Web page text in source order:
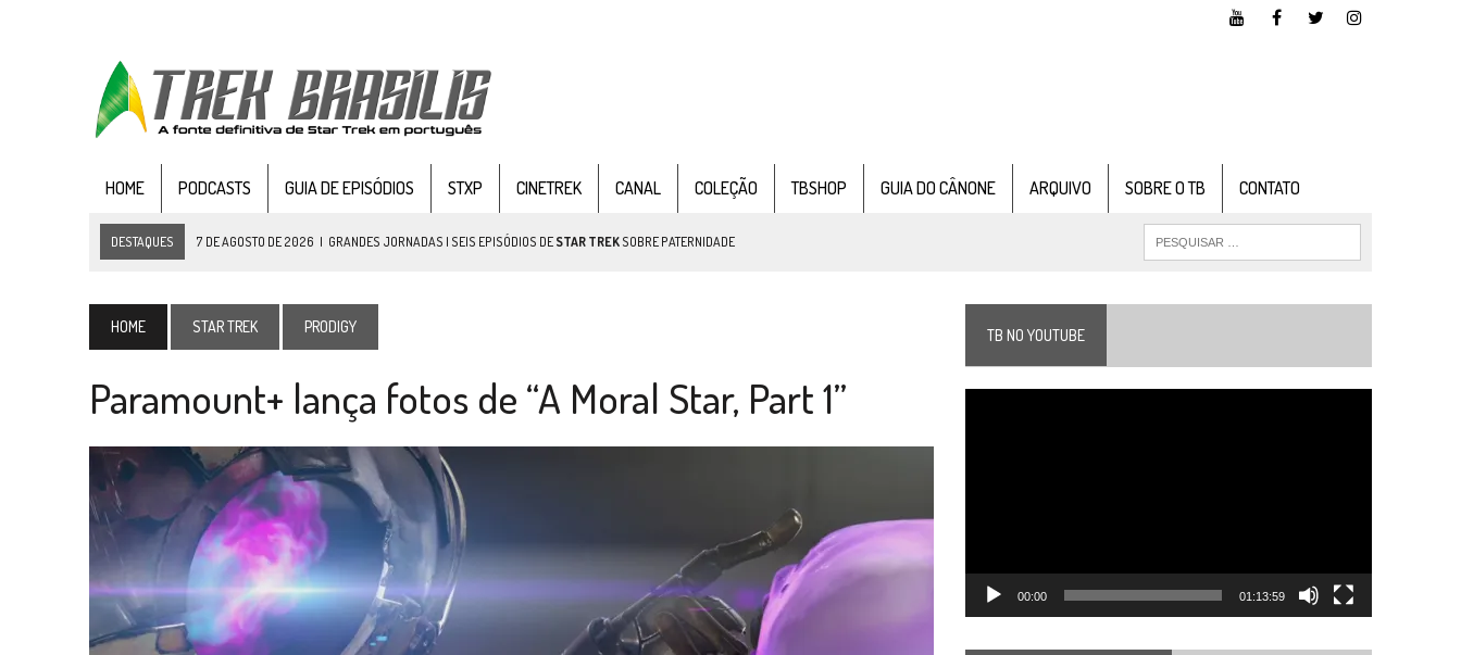
HOME PODCASTS GUIA DE EPISÓDIOS STXP CINETREK CANAL COLEÇÃO TBSHOP GUIA DO CÂNONE ARQUIVO SOBRE O TB CONTATO
DESTAQUES 7 DE AGOSTO DE 2026 | GRANDES JORNADAS | SEIS EPISÓDIOS DE STAR TREK SOBRE PATERNIDADE
5 DE AGOSTO DE 2026 | BALDE DO ODO #122 CHILDREN OF TIME
REVISITANDO “HIDE AND Q” (TNG 1×09)
VEJA FOTOS DO TERCEIRO EPISÓDIO DA 4ª TEMPORADA DE STRANGE NEW WORDS
3 DE AGOSTO DE 2026 | PARAMOUNT E CBS DERRUBAM NOVO VÍDEO DO FILME DE FÃS AXANAR HORAS APÓS ESTREIA
2 DE AGOSTO DE 2026 | TB AO VIVO | STAR TREK: STRANGE NEW WORLDS – “THE GRIFFIN INCIDENT” (4×02)
1 DE AGOSTO DE 2026 | ELENCO DE STRANGE NEW WORLDS ENCARA O FIM DE UMA ERA NA SDCC
8 DE AGOSTO DE 2026 NOVO VOLUME DA COLEÇÃO TB ABORDA QUARTA TEMPORADA DE A NOVA GERAÇÃO
HOME STAR TREK PRODIGY
Paramount+ lança fotos de “A Moral Star, Part 1”
TB NO YOUTUBE
00:00 01:13:59